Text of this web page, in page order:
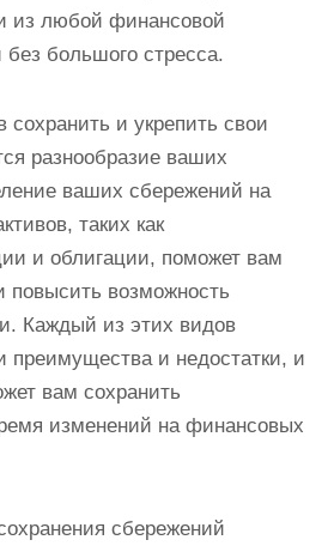
из любой финансовой
без большого стресса.
и укрепить свои
разнообразие ваших
ваших сбережений на
таких как
и облигации, поможет вам
повысить возможность
Каждый из этих видов
преимущества и недостатки, и
вам сохранить
изменений на финансовых
сбережений